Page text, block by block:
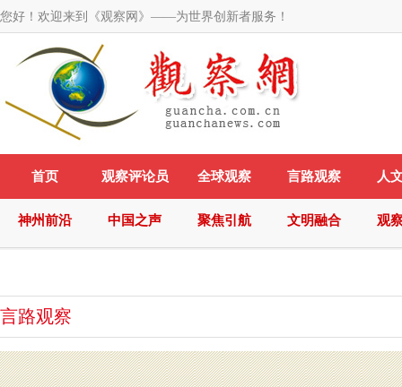
您好！欢迎来到《观察网》——为世界创新者服务！
首页 观察评论员 全球观察 言路观察 人
神州前沿 中国之声 聚焦引航 文明融合 观
言路观察